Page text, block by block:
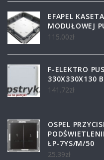
EFAPEL
MODUŁOWEJ
115.00zł
F-ELEKTRO
330X330X130
141.72zł
OSPEL
ŁP-7YS/M/50
25.39zł